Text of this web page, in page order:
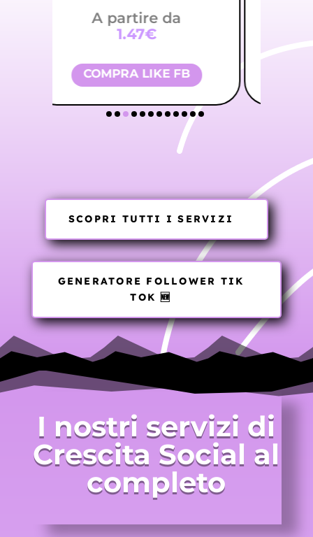
A partire da
1.92€
FOLLOWER TIKTOK
SCOPRI TUTTI I SERVIZI
GENERATORE FOLLOWER TIK
TOK 🆕
I nostri servizi di
Crescita Social al
completo